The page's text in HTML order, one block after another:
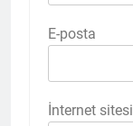
E-posta
İnternet sitesi